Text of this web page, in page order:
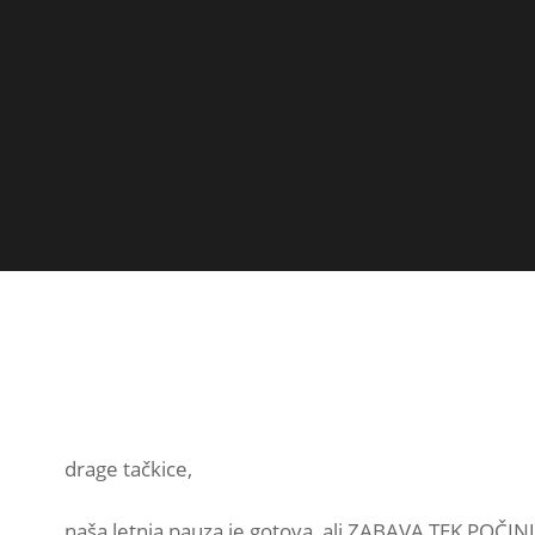
drage tačkice,